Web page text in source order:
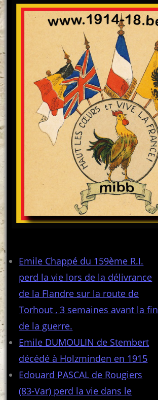
Emile Chappé du 159ème R.I.
perd la vie lors de la délivrance
de la Flandre sur la route de
Torhout , 3 semaines avant la fin
de la guerre.
Emile DUMOULIN de Stembert
décédé à Holzminden en 1915
Edouard PASCAL de Rougiers
(83-Var) perd la vie dans le